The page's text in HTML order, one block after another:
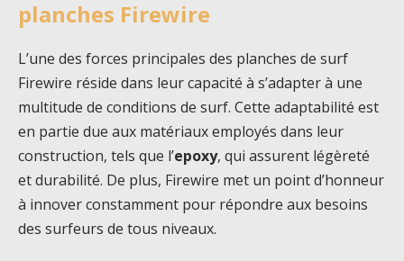
planches Firewire
L’une des forces principales des planches de surf
Firewire réside dans leur capacité à s’adapter à une
multitude de conditions de surf. Cette adaptabilité est
en partie due aux matériaux employés dans leur
construction, tels que l’epoxy, qui assurent légèreté
et durabilité. De plus, Firewire met un point d’honneur
à innover constamment pour répondre aux besoins
des surfeurs de tous niveaux.